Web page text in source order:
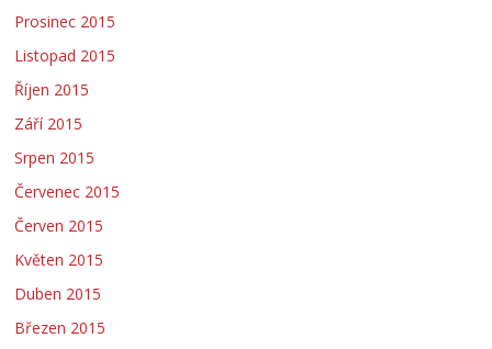
Prosinec 2015
Listopad 2015
Říjen 2015
Září 2015
Srpen 2015
Červenec 2015
Červen 2015
Květen 2015
Duben 2015
Březen 2015